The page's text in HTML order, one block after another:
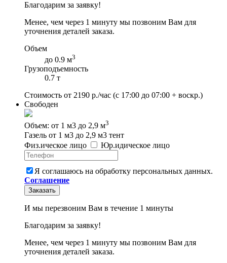
Благодарим за заявку!
Менее, чем через 1 минуту мы позвоним Вам для
уточнения деталей заказа.
Объем
до 0.9 м3
Грузоподъемность
0.7 т
Стоимость от 2190 р./час (с 17:00 до 07:00 + воскр.)
Свободен
Объем: от 1 м3 до 2,9 м3
Газель от 1 м3 до 2,9 м3 тент
Физ.ическое лицо Юр.идическое лицо
Я соглашаюсь на обработку персональных данных.
Соглашение
Заказать
И мы перезвоним Вам в течение 1 минуты
Благодарим за заявку!
Менее, чем через 1 минуту мы позвоним Вам для
уточнения деталей заказа.